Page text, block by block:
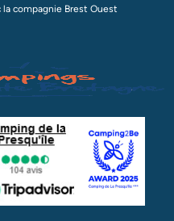
la compagnie Brest Ouest